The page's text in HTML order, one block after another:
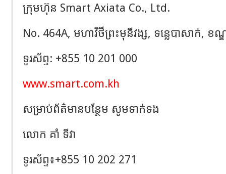
ក្រុមហ៊ុន​ Smart Axiata Co., Ltd.
No. 464A, មហា​វិថី​ព្រះ​មុនីវង្ស, ទន្លេ​បាសាក់, ខណ្
ទូរស័ព្ទ: +855 10 201 000
www.smart.com.kh
សម្រាប់​ព័ត៌មាន​បន្ថែម សូម​ទាក់ទ​ង
លោក គាំ ទីវា
ទូរស័ព្ទ៖+855 10 202 271